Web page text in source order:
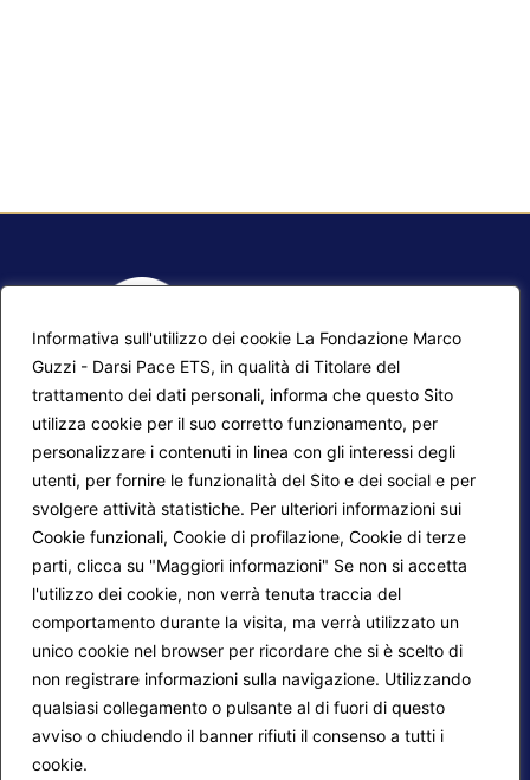
Informativa sull'utilizzo dei cookie La Fondazione Marco
Guzzi - Darsi Pace ETS, in qualità di Titolare del
trattamento dei dati personali, informa che questo Sito
utilizza cookie per il suo corretto funzionamento, per
personalizzare i contenuti in linea con gli interessi degli
utenti, per fornire le funzionalità del Sito e dei social e per
svolgere attività statistiche. Per ulteriori informazioni sui
Cookie funzionali, Cookie di profilazione, Cookie di terze
parti, clicca su "Maggiori informazioni" Se non si accetta
l'utilizzo dei cookie, non verrà tenuta traccia del
comportamento durante la visita, ma verrà utilizzato un
unico cookie nel browser per ricordare che si è scelto di
non registrare informazioni sulla navigazione. Utilizzando
qualsiasi collegamento o pulsante al di fuori di questo
avviso o chiudendo il banner rifiuti il consenso a tutti i
cookie.
Mappa del sito
Progetti Darsi Pace
Login redattori
Contatti
Calendario corsi
Privacy Policy
Cookie Policy
Seguici su: